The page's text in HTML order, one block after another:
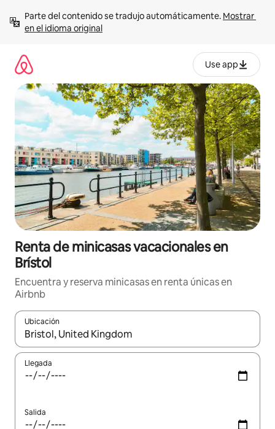
contenido
Parte del contenido se tradujo automáticamente. Mostrar
en el idioma original
Use app
Renta de minicasas vacacionales en
Brístol
Encuentra y reserva minicasas en renta únicas en
Airbnb
Ubicación
Cuando los resultados estén disponibles, podrás navegar
Llegada
Salida